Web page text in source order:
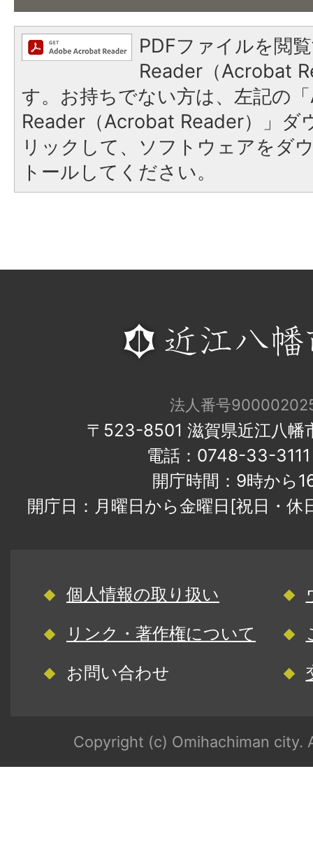
PDFファイルを閲
Reader（Acrobat
す。お持ちでない方は、左記の
Reader（Acrobat Reader）」ダ
リックして、ソフトウェアをダ
トールしてください。
法人番号
〒523-8501 滋賀県近江八幡
電話：0748-33-
開庁時間：9時から
開庁日：月曜日から金曜日[祝日・
個人情報の取り扱い
リンク・著作権について
お問い合わせ
Copyright (c) Omihachiman city.